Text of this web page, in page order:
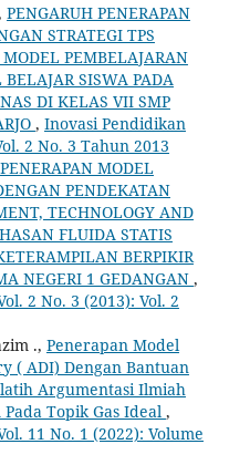
PENGARUH PENERAPAN
STRATEGI TPS
PEMBELAJARAN
SISWA PADA
DI KELAS VII SMP
, Inovasi Pendidikan
2 No. 3 Tahun 2013
PENERAPAN MODEL
PENDEKATAN
TECHNOLOGY AND
FLUIDA STATIS
BERPIKIR
NEGERI 1 GEDANGAN ,
2 No. 3 (2013): Vol. 2
., Penerapan Model
( ADI) Dengan Bantuan
Argumentasi Ilmiah
Topik Gas Ideal ,
11 No. 1 (2022): Volume